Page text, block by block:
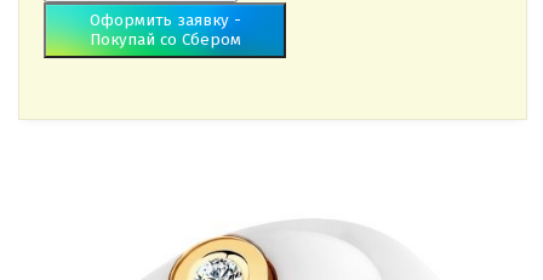
Оформить заявку -
Покупай со Сбером